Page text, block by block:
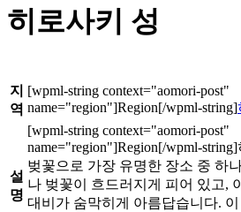
히로사키 성
지
역
설
명
벚꽃으로 가장 유명한 장소 중 하
나 벚꽃이 흐드러지게 피어 있고,
대비가 숨막히게 아름답습니다.